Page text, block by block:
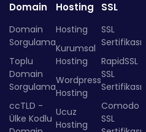
Domain
Domain
Sorgulama
Toplu
Domain
Sorgulama
ccTLD -
Ülke Kodlu
Hosting
Hosting
Kurumsal
Hosting
Wordpress
Hosting
Ucuz
Hosting
SSL
SSL
Sertifikası
RapidSSL
SSL
Sertifikası
Comodo
SSL